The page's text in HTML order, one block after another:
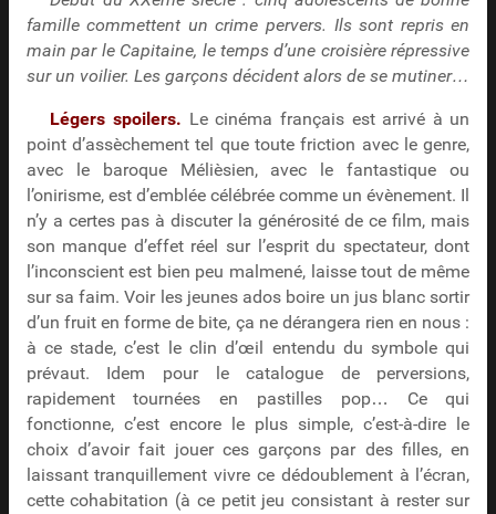
famille commettent un crime pervers. Ils sont repris en
main par le Capitaine, le temps d’une croisière répressive
sur un voilier. Les garçons décident alors de se mutiner…
Légers spoilers. Le cinéma français est arrivé à un
point d’assèchement tel que toute friction avec le genre,
avec le baroque Mélièsien, avec le fantastique ou
l’onirisme, est d’emblée célébrée comme un évènement. Il
n’y a certes pas à discuter la générosité de ce film, mais
son manque d’effet réel sur l’esprit du spectateur, dont
l’inconscient est bien peu malmené, laisse tout de même
sur sa faim. Voir les jeunes ados boire un jus blanc sortir
d’un fruit en forme de bite, ça ne dérangera rien en nous :
à ce stade, c’est le clin d’œil entendu du symbole qui
prévaut. Idem pour le catalogue de perversions,
rapidement tournées en pastilles pop… Ce qui
fonctionne, c’est encore le plus simple, c’est-à-dire le
choix d’avoir fait jouer ces garçons par des filles, en
laissant tranquillement vivre ce dédoublement à l’écran,
cette cohabitation (à ce petit jeu consistant à rester sur